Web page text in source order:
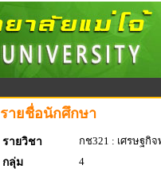
รายชื่อนักศึกษา
รายวิชา
กช321 : เศรษฐกิ
กลุ่ม
4